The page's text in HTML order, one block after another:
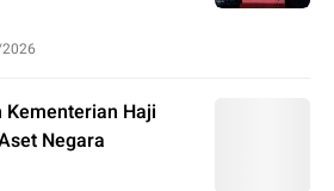
Kementerian Haji
Negara